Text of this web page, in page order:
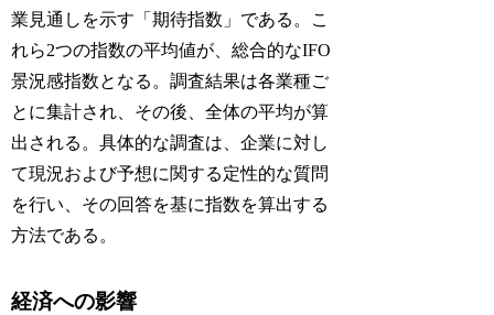
業見通しを示す「期待指数」である。こ
れら2つの指数の平均値が、総合的なIFO
景況感指数となる。調査結果は各業種ご
とに集計され、その後、全体の平均が算
出される。具体的な調査は、企業に対し
て現況および予想に関する定性的な質問
を行い、その回答を基に指数を算出する
方法である。
経済への影響